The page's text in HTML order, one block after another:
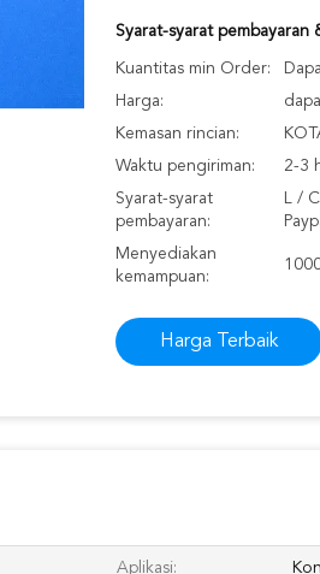
Syarat-syarat pembayaran
Kuantitas min Order:
Harga:
Kemasan rincian:
Waktu pengiriman:
2-3
Syarat-syarat
pembayaran:
L /
Menyediakan
kemampuan:
Harga Terbaik
Aplikasi: